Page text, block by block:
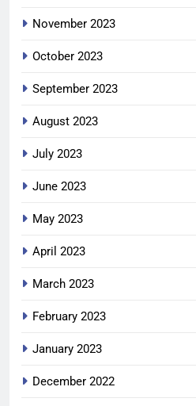
November 2023
October 2023
September 2023
August 2023
July 2023
June 2023
May 2023
April 2023
March 2023
February 2023
January 2023
December 2022